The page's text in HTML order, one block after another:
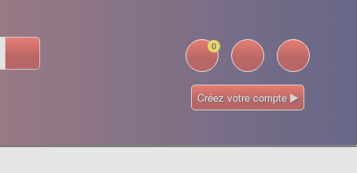
0
Créez votre compte